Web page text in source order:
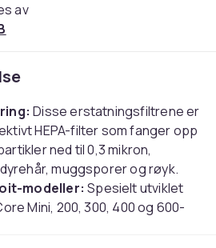
av
Disse erstatningsfiltrene er
HEPA-filter som fanger opp
ned til 0,3 mikron,
muggsporer og røyk.
modeller: Spesielt utviklet
Mini, 200, 300, 400 og 600-